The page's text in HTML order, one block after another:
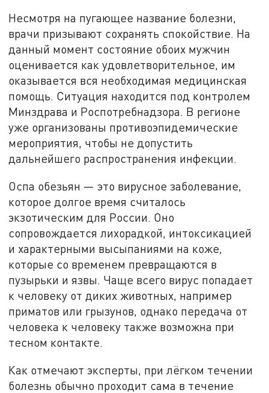
Несмотря на пугающее название болезни,
врачи призывают сохранять спокойствие. На
данный момент состояние обоих мужчин
оценивается как удовлетворительное, им
оказывается вся необходимая медицинская
помощь. Ситуация находится под контролем
Минздрава и Роспотребнадзора. В регионе
уже организованы противоэпидемические
мероприятия, чтобы не допустить
дальнейшего распространения инфекции.
Оспа обезьян — это вирусное заболевание,
которое долгое время считалось
экзотическим для России. Оно
сопровождается лихорадкой, интоксикацией
и характерными высыпаниями на коже,
которые со временем превращаются в
пузырьки и язвы. Чаще всего вирус попадает
к человеку от диких животных, например
приматов или грызунов, однако передача от
человека к человеку также возможна при
тесном контакте.
Как отмечают эксперты, при лёгком течении
болезнь обычно проходит сама в течение